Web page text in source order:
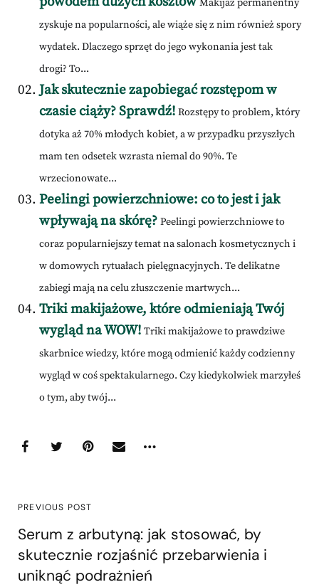
Makijaż permanentny
zyskuje na popularności, ale wiąże się z nim również spory
wydatek. Dlaczego sprzęt do jego wykonania jest tak
drogi? To...
Jak skutecznie zapobiegać rozstępom w
czasie ciąży? Sprawdź! Rozstępy to problem, który
dotyka aż 70% młodych kobiet, a w przypadku przyszłych
mam ten odsetek wzrasta niemal do 90%. Te
wrzecionowate...
Peelingi powierzchniowe: co to jest i jak
wpływają na skórę? Peelingi powierzchniowe to
coraz popularniejszy temat na salonach kosmetycznych i
w domowych rytuałach pielęgnacyjnych. Te delikatne
zabiegi mają na celu złuszczenie martwych...
Triki makijażowe, które odmieniają Twój
wygląd na WOW! Triki makijażowe to prawdziwe
skarbnice wiedzy, które mogą odmienić każdy codzienny
wygląd w coś spektakularnego. Czy kiedykolwiek marzyłeś
o tym, aby twój...
PREVIOUS POST
Serum z arbutyną: jak stosować, by
skutecznie rozjaśnić przebarwienia i
uniknąć podrażnień